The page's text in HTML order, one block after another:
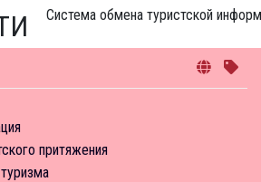
Система обмена туристской
притяжения